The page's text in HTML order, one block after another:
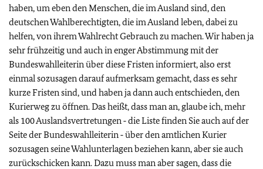
haben, um eben den Menschen, die im Ausland sind, den
deutschen Wahlberechtigten, die im Ausland leben, dabei zu
helfen, von ihrem Wahlrecht Gebrauch zu machen. Wir haben ja
sehr frühzeitig und auch in enger Abstimmung mit der
Bundeswahlleiterin über diese Fristen informiert, also erst
einmal sozusagen darauf aufmerksam gemacht, dass es sehr
kurze Fristen sind, und haben ja dann auch entschieden, den
Kurierweg zu öffnen. Das heißt, dass man an, glaube ich, mehr
als 100 Auslandsvertretungen ‑ die Liste finden Sie auch auf der
Seite der Bundeswahlleiterin ‑ über den amtlichen Kurier
sozusagen seine Wahlunterlagen beziehen kann, aber sie auch
zurückschicken kann. Dazu muss man aber sagen, dass die